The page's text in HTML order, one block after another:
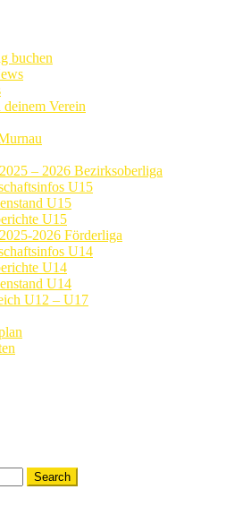
buchen
Verein
– 2026 Bezirksoberliga
U15
U15
U15
2026 Förderliga
U14
U14
U14
U12 – U17